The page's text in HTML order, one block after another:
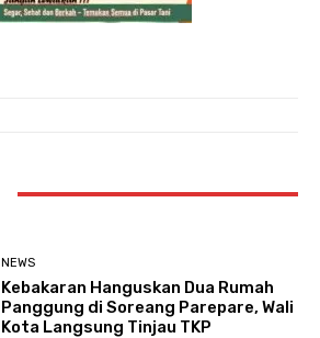
NEWS
Kebakaran Hanguskan Dua Rumah
Panggung di Soreang Parepare, Wali
Kota Langsung Tinjau TKP